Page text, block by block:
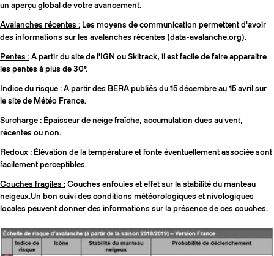
un aperçu global de votre avancement.
Avalanches récentes : Les moyens de communication permettent d'avoir
des informations sur les avalanches récentes (data-avalanche.org).
Pentes : A partir du site de l'IGN ou Skitrack, il est facile de faire apparaitre
les pentes à plus de 30°.
Indice du risque : A partir des BERA publiés du 15 décembre au 15 avril sur
le site de Météo France.
Surcharge : Épaisseur de neige fraîche, accumulation dues au vent,
récentes ou non.
Redoux : Élévation de la température et fonte éventuellement associée sont
facilement perceptibles.
Couches fragiles : Couches enfouies et effet sur la stabilité du manteau
neigeux.Un bon suivi des conditions météorologiques et nivologiques
locales peuvent donner des informations sur la présence de ces couches.